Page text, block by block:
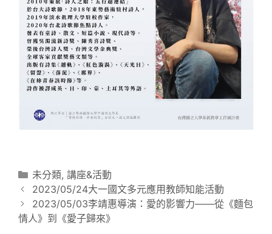
分
類
未分類, 講座&活動
文
章
導
2023/05/24大一國文多元應用教師知能活動
2023/05/03李靖惠導演：愛的影響力——從《麵包
情人》到《愛子歸來》